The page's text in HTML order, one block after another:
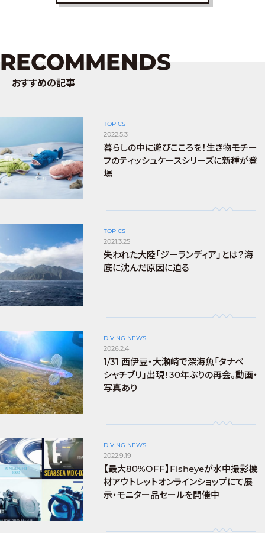
RECOMMENDS
おすすめの記事
TOPICS
2022.5.3
暮らしの中に遊びこころを！生き物モチー
フのティッシュケースシリーズに新種が登
場
TOPICS
2021.3.25
失われた大陸「ジーランディア」とは？海
底に沈んだ原因に迫る
DIVING NEWS
2026.2.4
1/31 西伊豆・大瀬崎で深海魚「タナベ
シャチブリ」出現！30年ぶりの再会。動画・
写真あり
DIVING NEWS
2022.9.19
【最大80%OFF】Fisheyeが水中撮影機
材アウトレットオンラインショップにて展
示・モニター品セールを開催中